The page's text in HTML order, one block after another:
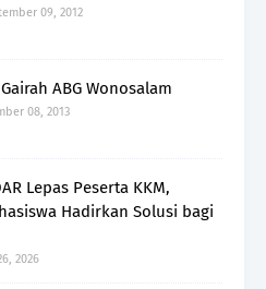
09, 2012
ABG Wonosalam
08, 2013
Lepas Peserta KKM,
Hadirkan Solusi bagi
2026